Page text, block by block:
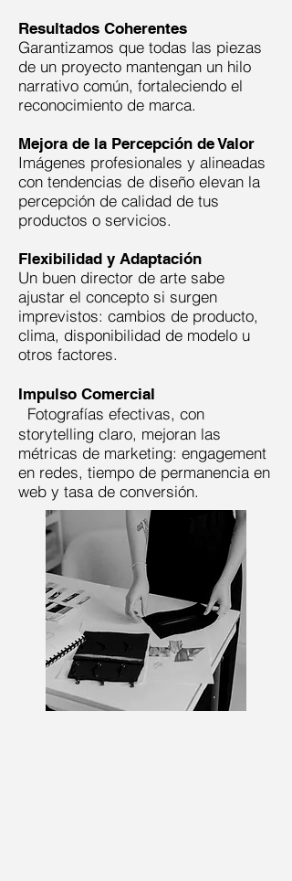
Resultados Coherentes
Garantizamos que todas las piezas
de un proyecto mantengan un hilo
narrativo común, fortaleciendo el
reconocimiento de marca.
Mejora de la Percepción de Valor
Imágenes profesionales y alineadas
con tendencias de diseño elevan la
percepción de calidad de tus
productos o servicios.
Flexibilidad y Adaptación
Un buen director de arte sabe
ajustar el concepto si surgen
imprevistos: cambios de producto,
clima, disponibilidad de modelo u
otros factores.
Impulso Comercial
Fotografías efectivas, con
storytelling claro, mejoran las
métricas de marketing: engagement
en redes, tiempo de permanencia en
web y tasa de conversión.